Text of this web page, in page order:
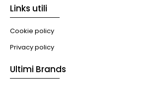
Illuminazione
Murature
Links utili
Cookie policy
Privacy policy
Ultimi Brands